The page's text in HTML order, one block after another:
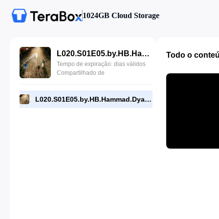
1024GB Cloud Storage
L020.S01E05.by.HB.Hammad.Dyar.mp4
Tempo de expiração: dias válidos
Compartilhado de
L020.S01E05.by.HB.Hammad.Dyar.mp4
Todo o